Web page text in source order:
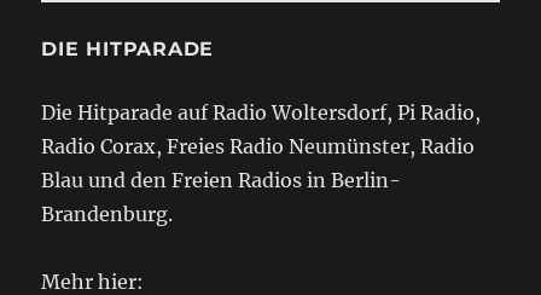
DIE HITPARADE
Die Hitparade auf Radio Woltersdorf, Pi Radio,
Radio Corax, Freies Radio Neumünster, Radio
Blau und den Freien Radios in Berlin-
Brandenburg.
Mehr hier: